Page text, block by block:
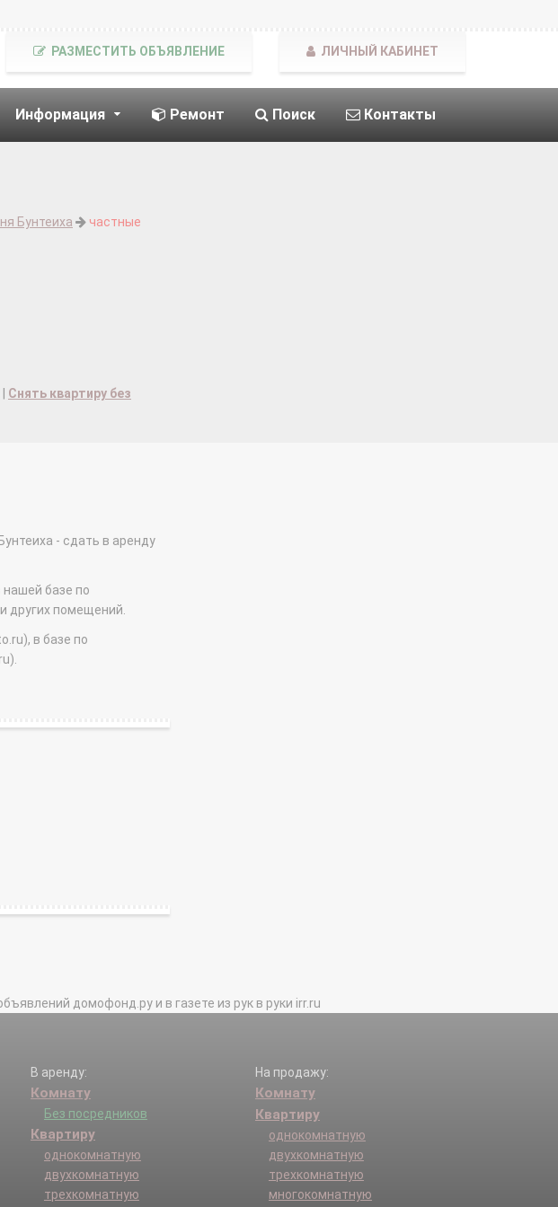
Информация Ремонт Поиск Контакты
РАЗМЕСТИТЬ ОБЪЯВЛЕНИЕ ЛИЧНЫЙ КАБИНЕТ
Бунтеиха
частные
Снять квартиру без
- сдать в аренду
базе по
других помещений.
в базе по
домофонд.ру и в газете из рук в руки irr.ru
В аренду:
Комнату
Без посредников
Квартиру
однокомнатную
двухкомнатную
трехкомнатную
На продажу:
Комнату
Квартиру
однокомнатную
двухкомнатную
трехкомнатную
многокомнатную